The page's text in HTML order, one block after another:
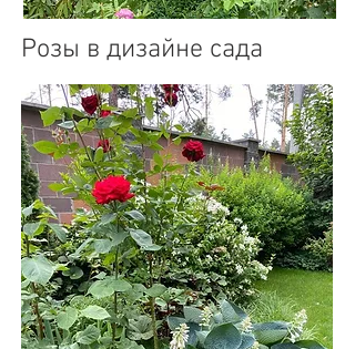
Розы в дизайне сада